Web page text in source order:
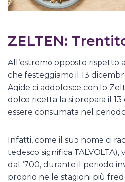
ZELTEN:
All’estremo opposto rispetto
che festeggiamo il 13
Agide ci addolcisce con lo
dolce ricetta la si prepara il
essere consumata nel
Infatti, come il suo nome ci
tedesco significa TALVOLTA),
dal ‘700, durante il periodo
proprio nelle stagioni più